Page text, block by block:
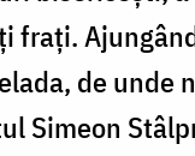
frați.
de unde
Simeon